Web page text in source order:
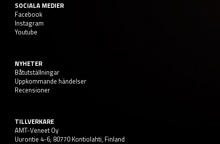
SOCIALA MEDIER
Facebook
Instagram
Youtube
NYHETER
Båtutställningar
Uppkommande händelser
Recensioner
TILLVERKARE
AMT-Veneet Oy
Uurontie 4-6, 80770 Kontiolahti, Finland